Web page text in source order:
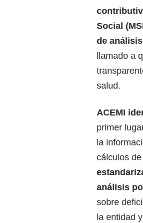
Social
de
llamado a
salud.
ACEMI
primer
la
cálculos
análisis
sobre
la entidad